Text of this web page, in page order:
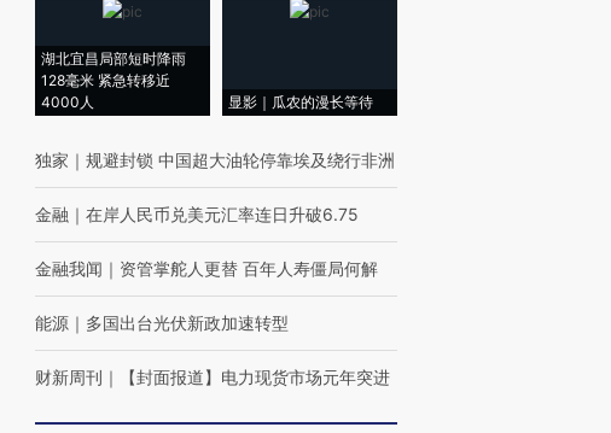
湖北宜昌局部短时降雨
128毫米 紧急转移近
4000人
显影｜瓜农的漫长等待
独家 ｜ 规避封锁 中国超大油轮停靠埃及绕行非洲
金融 ｜ 在岸人民币兑美元汇率连日升破6.75
金融我闻 ｜ 资管掌舵人更替 百年人寿僵局何解
能源 ｜ 多国出台光伏新政加速转型
财新周刊 ｜ 【封面报道】电力现货市场元年突进